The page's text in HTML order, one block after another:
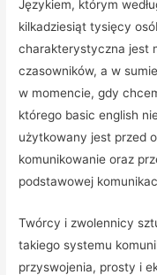
Językiem, którym
kilkadziesiąt tysięcy
charakterystyczna jest
czasowników, a w
w momencie, gdy
którego basic english
użytkowany jest przed
komunikowanie oraz
podstawowej
Twórcy i zwolennicy
takiego systemu
przyswojenia, prosty i